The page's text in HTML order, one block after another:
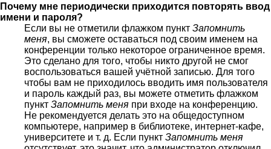
Почему мне периодически приходится повторять ввод
имени и пароля?
Если вы не отметили флажком пункт Запомнить
меня, вы сможете оставаться под своим именем на
конференции только некоторое ограниченное время.
Это сделано для того, чтобы никто другой не смог
воспользоваться вашей учётной записью. Для того
чтобы вам не приходилось вводить имя пользователя
и пароль каждый раз, вы можете отметить флажком
пункт Запомнить меня при входе на конференцию.
Не рекомендуется делать это на общедоступном
компьютере, например в библиотеке, интернет-кафе,
университете и т. д. Если пункт Запомнить меня